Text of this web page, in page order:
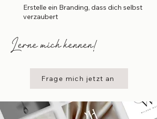
Erstelle ein Branding, dass dich selbst
verzaubert
Lerne mich kennen!
Frage mich jetzt an